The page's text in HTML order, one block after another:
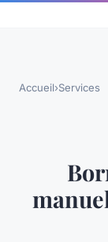
Accueil›Services